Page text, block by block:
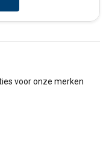
voor onze merken